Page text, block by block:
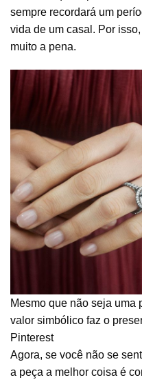
sempre recordará um
vida de um casal. Por
muito a pena.
Mesmo que não seja uma
valor simbólico faz o
Pinterest
Agora, se você não se
a peça a melhor coisa é